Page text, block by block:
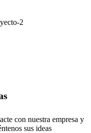
con nuestra empresa y
sus ideas